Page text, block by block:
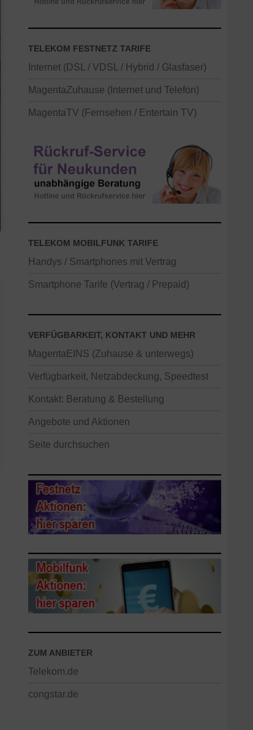
TELEKOM FESTNETZ TARIFE
Internet (DSL / VDSL / Hybrid / Glasfaser)
MagentaZuhause (Internet und Telefon)
MagentaTV (Fernsehen / Entertain TV)
TELEKOM MOBILFUNK TARIFE
Handys / Smartphones mit Vertrag
Smartphone Tarife (Vertrag / Prepaid)
VERFÜGBARKEIT, KONTAKT UND MEHR
MagentaEINS (Zuhause & unterwegs)
Verfügbarkeit, Netzabdeckung, Speedtest
Kontakt: Beratung & Bestellung
Angebote und Aktionen
Seite durchsuchen
ZUM ANBIETER
Telekom.de
congstar.de